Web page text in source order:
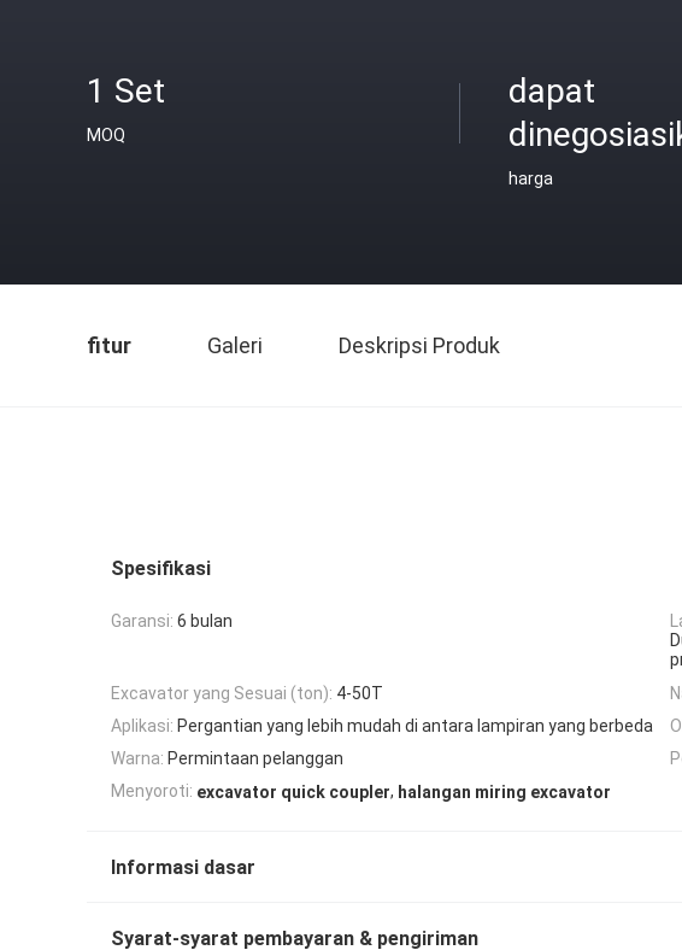
1 Set
MOQ
dapat
harga
fitur Galeri Deskripsi Produk
Spesifikasi
Garansi: 6 bulan
Excavator yang Sesuai (ton): 4-50T
Aplikasi: Pergantian yang lebih mudah di antara lampiran yang berbeda
Warna: Permintaan pelanggan
Menyoroti: excavator quick coupler, halangan miring excavator
Informasi dasar
Syarat-syarat pembayaran & pengiriman